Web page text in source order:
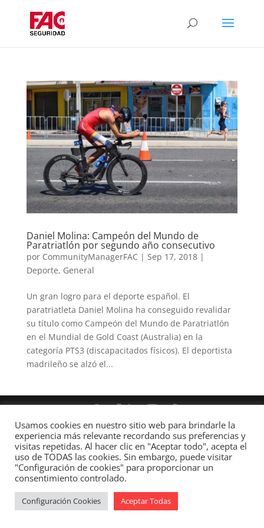
Daniel Molina: Campeón del Mundo de
Paratriatlón por segundo año consecutivo
por CommunityManagerFAC | Sep 17, 2018|
Deporte, General
Un gran logro para el deporte español. El
paratriatleta Daniel Molina ha conseguido revalidar
su título como Campeón del Mundo de Paratriatlón
en el Mundial de Gold Coast (Australia) en la
categoría PTS3 (discapacitados físicos). El deportista
madrileño se alzó el...
Diseñado porElegant Themes| Desarrollado por
WordPress
Usamos cookies en nuestro sitio web para brindarle la
experiencia más relevante recordando sus preferencias y
visitas repetidas. Al hacer clic en "Aceptar todo", acepta el
uso de TODAS las cookies. Sin embargo, puede visitar
"Configuración de cookies" para proporcionar un
consentimiento controlado.
Configuración Cookies Aceptar Todas